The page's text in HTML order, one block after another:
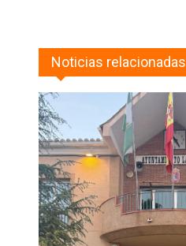
Noticias relacionadas